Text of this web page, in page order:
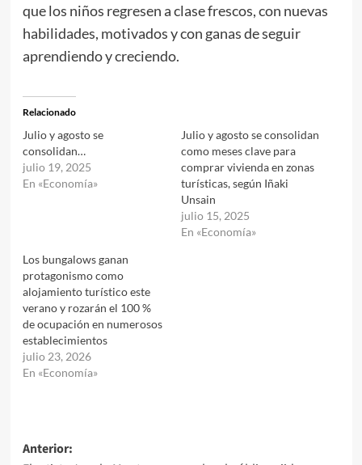
que los niños regresen a clase frescos, con nuevas
habilidades, motivados y con ganas de seguir
aprendiendo y creciendo.
Relacionado
Julio y agosto se
consolidan…
julio 19, 2025
En «Economía»
Julio y agosto se consolidan
como meses clave para
comprar vivienda en zonas
turísticas, según Iñaki
Unsain
julio 15, 2025
En «Economía»
Los bungalows ganan
protagonismo como
alojamiento turístico este
verano y rozarán el 100 %
de ocupación en numerosos
establecimientos
julio 23, 2026
En «Economía»
Navegación
Anterior: